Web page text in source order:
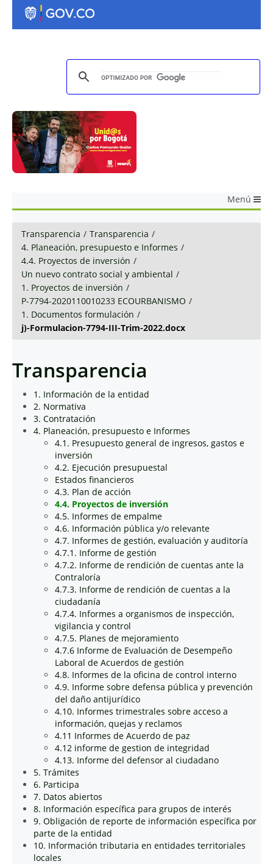
Menú
Transparencia / Transparencia /
4. Planeación, presupuesto e Informes /
4.4. Proyectos de inversión /
Un nuevo contrato social y ambiental /
1. Proyectos de inversión /
P-7794-2020110010233 ECOURBANISMO /
1. Documentos formulación /
j)-Formulacion-7794-III-Trim-2022.docx
Transparencia
1. Información de la entidad
2. Normativa
3. Contratación
4. Planeación, presupuesto e Informes
4.1. Presupuesto general de ingresos, gastos e
inversión
4.2. Ejecución presupuestal
Estados financieros
4.3. Plan de acción
4.4. Proyectos de inversión
4.5. Informes de empalme
4.6. Información pública y/o relevante
4.7. Informes de gestión, evaluación y auditoría
4.7.1. Informe de gestión
4.7.2. Informe de rendición de cuentas ante la
Contraloría
4.7.3. Informe de rendición de cuentas a la
ciudadanía
4.7.4. Informes a organismos de inspección,
vigilancia y control
4.7.5. Planes de mejoramiento
4.7.6 Informe de Evaluación de Desempeño
Laboral de Acuerdos de gestión
4.8. Informes de la oficina de control interno
4.9. Informe sobre defensa pública y prevención
del daño antijurídico
4.10. Informes trimestrales sobre acceso a
información, quejas y reclamos
4.11 Informes de Acuerdo de paz
4.12 informe de gestion de integridad
4.13. Informe del defensor al ciudadano
5. Trámites
6. Participa
7. Datos abiertos
8. Información específica para grupos de interés
9. Obligación de reporte de información específica por
parte de la entidad
10. Información tributaria en entidades territoriales
locales